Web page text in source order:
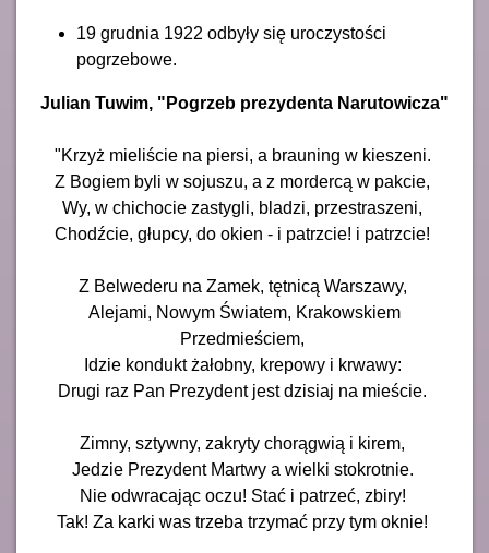
19 grudnia 1922 odbyły się uroczystości
pogrzebowe.
Julian Tuwim, "Pogrzeb prezydenta Narutowicza"
"Krzyż mieliście na piersi, a brauning w kieszeni.
Z Bogiem byli w sojuszu, a z mordercą w pakcie,
Wy, w chichocie zastygli, bladzi, przestraszeni,
Chodźcie, głupcy, do okien - i patrzcie! i patrzcie!
Z Belwederu na Zamek, tętnicą Warszawy,
Alejami, Nowym Światem, Krakowskiem
Przedmieściem,
Idzie kondukt żałobny, krepowy i krwawy:
Drugi raz Pan Prezydent jest dzisiaj na mieście.
Zimny, sztywny, zakryty chorągwią i kirem,
Jedzie Prezydent Martwy a wielki stokrotnie.
Nie odwracając oczu! Stać i patrzeć, zbiry!
Tak! Za karki was trzeba trzymać przy tym oknie!